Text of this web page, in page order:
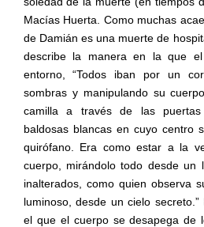
Macías Huerta. Como muchas
de Damián es una muerte de
describe la manera en la que
entorno, “Todos iban por un
sombras y manipulando su
camilla a través de las
baldosas blancas en cuyo centro
quirófano. Era como estar a la
cuerpo, mirándolo todo desde un
inalterados, como quien observa
luminoso, desde un cielo
el que el cuerpo se desapega de